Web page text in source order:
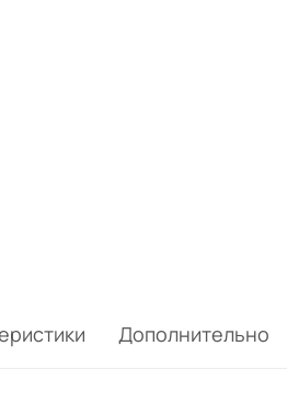
Дополнительно